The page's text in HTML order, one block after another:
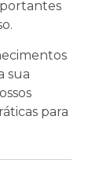
sua
para